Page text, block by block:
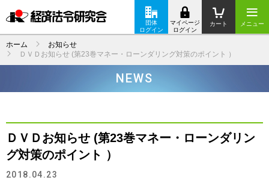
メニュー
カート
マイページ
ログイン
団体
ログイン
ホーム
お知らせ
ＤＶＤお知らせ (第23巻マネー・ローンダリング対策のポイント ）
NEWS
ＤＶＤお知らせ (第23巻マネー・ローンダリン
グ対策のポイント ）
2018.04.23